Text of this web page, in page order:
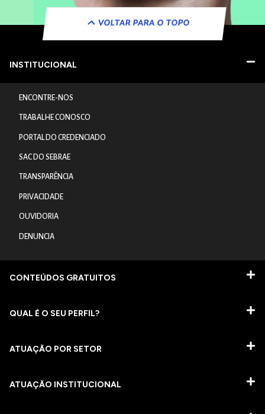
VOLTAR PARA O TOPO
INSTITUCIONAL
ENCONTRE-NOS
TRABALHE CONOSCO
PORTAL DO CREDENCIADO
SAC DO SEBRAE
TRANSPARÊNCIA
PRIVACIDADE
OUVIDORIA
DENUNCIA
CONTEÚDOS GRATUITOS
QUAL É O SEU PERFIL?
ATUAÇÃO POR SETOR
ATUAÇÃO INSTITUCIONAL